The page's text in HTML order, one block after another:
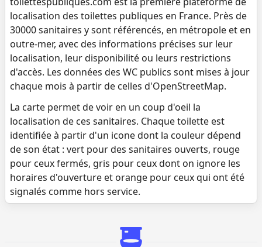
localisation des toilettes publiques en France. Près de
30000 sanitaires y sont référencés, en métropole et en
outre-mer, avec des informations précises sur leur
localisation, leur disponibilité ou leurs restrictions
d'accès. Les données des WC publics sont mises à jour
chaque mois à partir de celles d'OpenStreetMap.
La carte permet de voir en un coup d'oeil la
localisation de ces sanitaires. Chaque toilette est
identifiée à partir d'un icone dont la couleur dépend
de son état : vert pour des sanitaires ouverts, rouge
pour ceux fermés, gris pour ceux dont on ignore les
horaires d'ouverture et orange pour ceux qui ont été
signalés comme hors service.